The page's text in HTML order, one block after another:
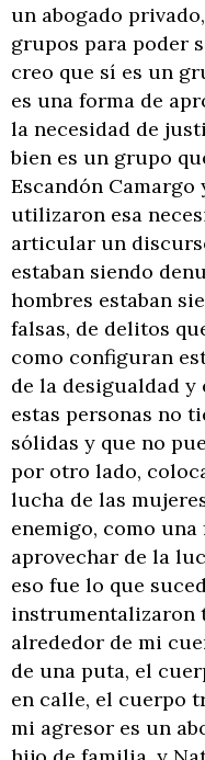
un abogado
grupos para poder
creo que sí es un
es una forma de
la necesidad de
bien es un grupo
Escandón Camargo
utilizaron esa
articular un
estaban siendo
hombres estaban
falsas, de delitos
como configuran
de la desigualdad y
estas personas no
sólidas y que no
por otro lado,
lucha de las
enemigo, como
aprovechar de la
eso fue lo que
instrumentalizaron
alrededor de mi
de una puta, el
en calle, el cuerpo
mi agresor es un